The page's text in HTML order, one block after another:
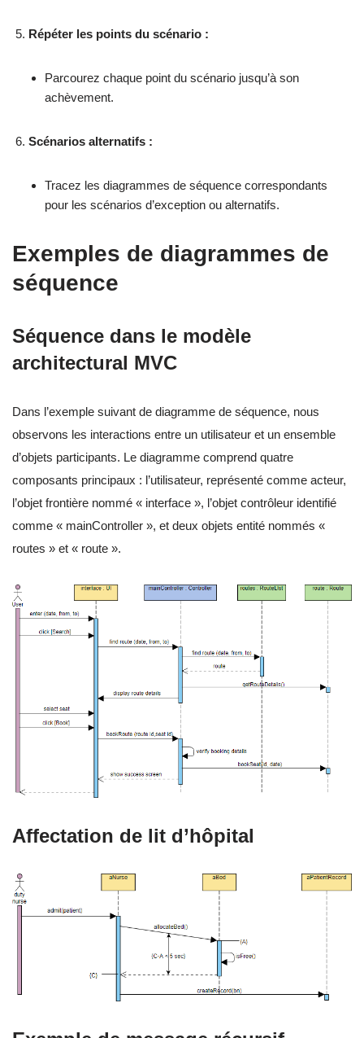
Répéter les points du scénario :
Parcourez chaque point du scénario jusqu’à son
achèvement.
Scénarios alternatifs :
Tracez les diagrammes de séquence correspondants
pour les scénarios d’exception ou alternatifs.
Exemples de diagrammes de
séquence
Séquence dans le modèle
architectural MVC
Dans l’exemple suivant de diagramme de séquence, nous
observons les interactions entre un utilisateur et un ensemble
d’objets participants. Le diagramme comprend quatre
composants principaux : l’utilisateur, représenté comme acteur,
l’objet frontière nommé « interface », l’objet contrôleur identifié
comme « mainController », et deux objets entité nommés «
routes » et « route ».
Affectation de lit d’hôpital